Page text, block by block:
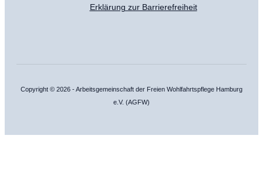
Erklärung zur Barrierefreiheit
Copyright © 2026 - Arbeitsgemeinschaft der Freien Wohlfahrtspflege Hamburg
e.V. (AGFW)